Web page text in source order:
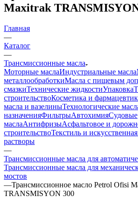
Maxitrak
Главная
—
Каталог
—
Трансмиссионные масла
Моторные маслаИндустриальные масла
металлообработкиМасла с пищевым
смазкиТехнические жидкостиУпаковка
строительствоКосметика и
масла и вазелиныТехнологические
назначенияФильтрыАвтохимияСудовые
маслаАнтифризыАсфальтовое и
строительствоТекстиль и
растворы
—
Трансмиссионные масла для
Трансмиссионные масла для
мостов
—Трансмиссионное масло Petrol Ofisi
TRANSMISYON 300